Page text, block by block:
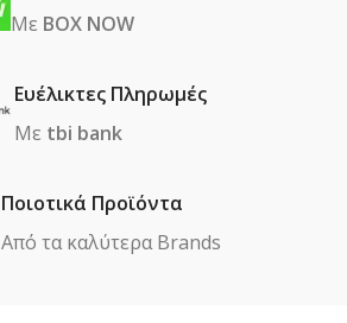
Με BOX NOW
Ευέλικτες Πληρωμές
Με tbi bank
Ποιοτικά Προϊόντα
Από τα καλύτερα Βrands